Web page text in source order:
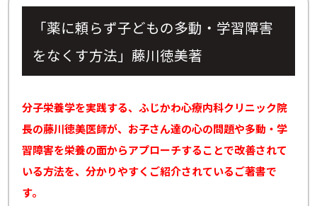
「薬に頼らず子どもの多動・学習障害
をなくす方法」藤川徳美著
分子栄養学を実践する、ふじかわ心療内科クリニック院
長の藤川徳美医師が、お子さん達の心の問題や多動・学
習障害を栄養の面からアプローチすることで改善されて
いる方法を、分かりやすくご紹介されているご著書で
す。